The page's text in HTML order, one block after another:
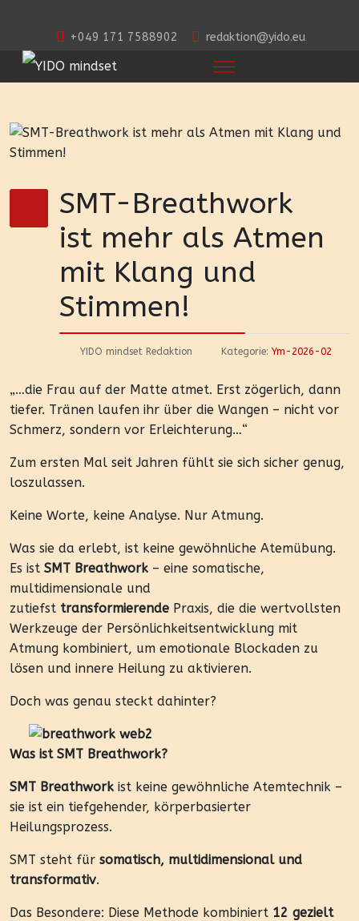
+049 171 7588902 redaktion@yido.eu
SMT-Breathwork
ist mehr als Atmen
mit Klang und
Stimmen!
YIDO mindset Redaktion Kategorie: Ym-2026-02
„…die Frau auf der Matte atmet. Erst zögerlich, dann
tiefer. Tränen laufen ihr über die Wangen – nicht vor
Schmerz, sondern vor Erleichterung…“
Zum ersten Mal seit Jahren fühlt sie sich sicher genug,
loszulassen.
Keine Worte, keine Analyse. Nur Atmung.
Was sie da erlebt, ist keine gewöhnliche Atemübung.
Es ist SMT Breathwork – eine somatische,
multidimensionale und
zutiefst transformierende Praxis, die die wertvollsten
Werkzeuge der Persönlichkeitsentwicklung mit
Atmung kombiniert, um emotionale Blockaden zu
lösen und innere Heilung zu aktivieren.
Doch was genau steckt dahinter?
Was ist SMT Breathwork?
SMT Breathwork ist keine gewöhnliche Atemtechnik –
sie ist ein tiefgehender, körperbasierter
Heilungsprozess.
SMT steht für somatisch, multidimensional und
transformativ.
Das Besondere: Diese Methode kombiniert 12 gezielt